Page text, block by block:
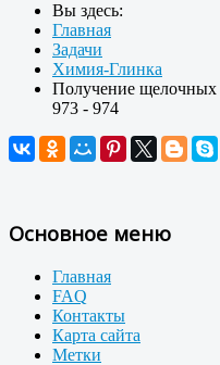
Вы здесь:
Главная
Задачи
Химия-Глинка
Получение щелочных
973 - 974
Основное меню
Главная
FAQ
Контакты
Карта сайта
Метки